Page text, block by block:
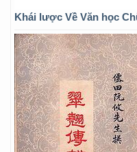
Khái lược Về Văn học